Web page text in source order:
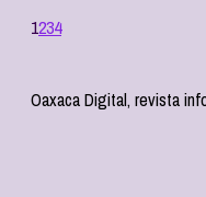
1234
Oaxaca Digital, revista